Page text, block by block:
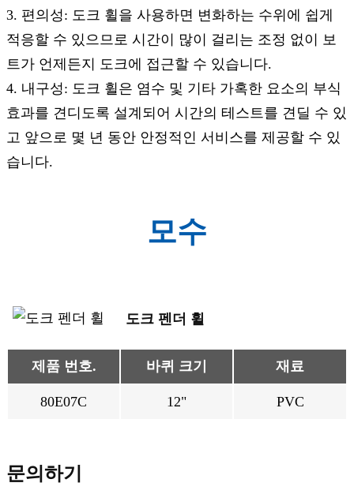
3. 편의성: 도크 휠을 사용하면 변화하는 수위에 쉽게
적응할 수 있으므로 시간이 많이 걸리는 조정 없이 보
트가 언제든지 도크에 접근할 수 있습니다.
4. 내구성: 도크 휠은 염수 및 기타 가혹한 요소의 부식
효과를 견디도록 설계되어 시간의 테스트를 견딜 수 있
고 앞으로 몇 년 동안 안정적인 서비스를 제공할 수 있
습니다.
모수
도크 펜더 휠
제품 번호. 바퀴 크기 재료
80E07C 12" PVC
문의하기